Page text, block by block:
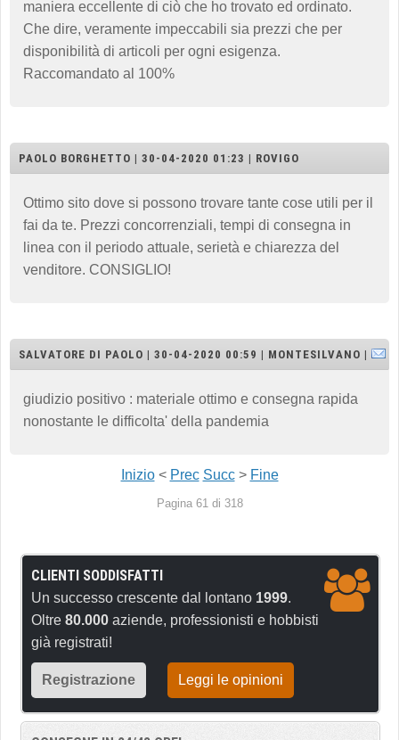
maniera eccellente di ciò che ho trovato ed ordinato.
Che dire, veramente impeccabili sia prezzi che per
disponibilità di articoli per ogni esigenza.
Raccomandato al 100%
PAOLO BORGHETTO | 30-04-2020 01:23 | ROVIGO
Ottimo sito dove si possono trovare tante cose utili per il
fai da te. Prezzi concorrenziali, tempi di consegna in
linea con il periodo attuale, serietà e chiarezza del
venditore. CONSIGLIO!
SALVATORE DI PAOLO | 30-04-2020 00:59 | MONTESILVANO |
giudizio positivo : materiale ottimo e consegna rapida
nonostante le difficolta' della pandemia
Inizio< Prec Succ> Fine
Pagina 61 di 318
CLIENTI SODDISFATTI
Un successo crescente dal lontano 1999.
Oltre 80.000 aziende, professionisti e hobbisti
già registrati!
Registrazione Leggi le opinioni